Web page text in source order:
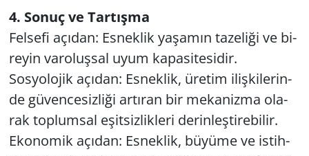
4. Sonuç ve Tar­tış­ma
Fel­se­fi açı­dan: Es­nek­lik ya­şa­mın ta­ze­li­ği ve bi­
re­yin va­ro­luş­sal uyum ka­pa­si­te­si­dir.
Sos­yo­lo­jik açı­dan: Es­nek­lik, üre­tim iliş­ki­le­rin­
de gü­ven­ce­siz­li­ği ar­tı­ran bir me­ka­niz­ma ola­
rak top­lum­sal eşit­siz­lik­le­ri de­rin­leş­ti­re­bi­lir.
Eko­no­mik açı­dan: Es­nek­lik, bü­yü­me ve is­tih­